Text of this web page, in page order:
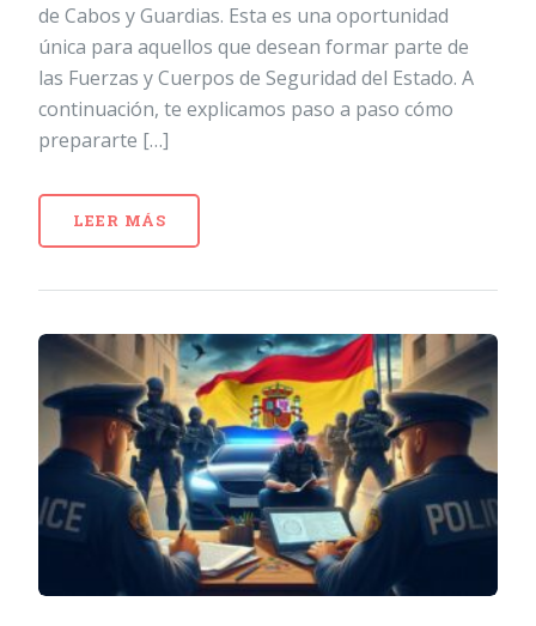
de Cabos y Guardias. Esta es una oportunidad
única para aquellos que desean formar parte de
las Fuerzas y Cuerpos de Seguridad del Estado. A
continuación, te explicamos paso a paso cómo
prepararte […]
LEER MÁS